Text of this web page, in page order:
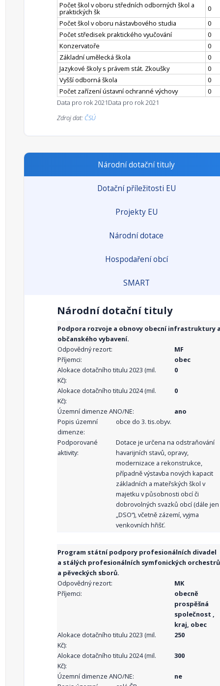
Počet škol v oboru středních odborných škol a
praktických šk
0
Počet škol v oboru nástavbového studia
0
Počet středisek praktického vyučování
0
Konzervatoře
0
Základní umělecká škola
0
Jazykové školy s právem stát. Zkoušky
0
Vyšší odborná škola
0
Počet zařízení ústavní ochranné výchovy
0
Data pro rok 2021Data pro rok 2021
Zdroj dat: ČSÚ
Národní dotační tituly
Dotační příležitosti EU
Projekty EU
Národní dotace
Hospodaření obcí
SMART
Národní dotační tituly
Podpora rozvoje a obnovy obecní infrastruktury
občanského vybavení.
Odpovědný rezort:
MF
Příjemci:
obec
Alokace dotačního titulu 2023 (mil.
Kč):
0
Alokace dotačního titulu 2024 (mil.
Kč):
0
Územní dimenze ANO/NE:
ano
Popis územní
dimenze:
obce do 3. tis.obyv.
Podporované
aktivity:
Dotace je určena na odstraňování
havarijních stavů, opravy,
modernizace a rekonstrukce,
případně výstavba nových kapacit
základních a mateřských škol v
majetku v působnosti obcí či
dobrovolných svazků obcí (dále jen
„DSO“), včetně zázemí, vyjma
venkovních hřišť.
Program státní podpory profesionálních divadel
a stálých profesionálních symfonických orchestrů
a pěveckých sborů.
Odpovědný rezort:
MK
Příjemci:
obecně
prospěšná
společnost ,
kraj, obec
Alokace dotačního titulu 2023 (mil.
Kč):
250
Alokace dotačního titulu 2024 (mil.
Kč):
300
Územní dimenze ANO/NE:
ne